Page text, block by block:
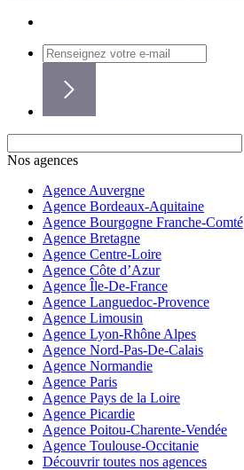
Nos agences
Agence Auvergne
Agence Bordeaux-Aquitaine
Agence Bourgogne Franche-Comté
Agence Bretagne
Agence Centre-Loire
Agence Côte d’Azur
Agence Île-De-France
Agence Languedoc-Provence
Agence Limousin
Agence Lyon-Rhône Alpes
Agence Nord-Pas-De-Calais
Agence Normandie
Agence Paris
Agence Pays de la Loire
Agence Picardie
Agence Poitou-Charente-Vendée
Agence Toulouse-Occitanie
Découvrir toutes nos agences